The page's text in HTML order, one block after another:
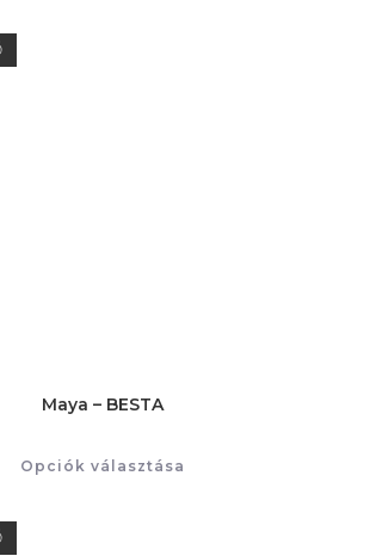
Maya – BESTA
Opciók választása